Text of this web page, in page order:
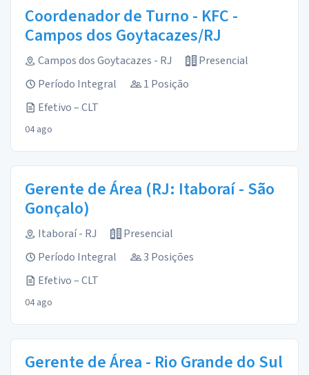
Coordenador de Turno - KFC -
Campos dos Goytacazes/RJ
Campos dos Goytacazes - RJ
Presencial
Período Integral
1 Posição
Efetivo – CLT
04 ago
Gerente de Área (RJ: Itaboraí - São
Gonçalo)
Itaboraí - RJ
Presencial
Período Integral
3 Posições
Efetivo – CLT
04 ago
Gerente de Área - Rio Grande do Sul